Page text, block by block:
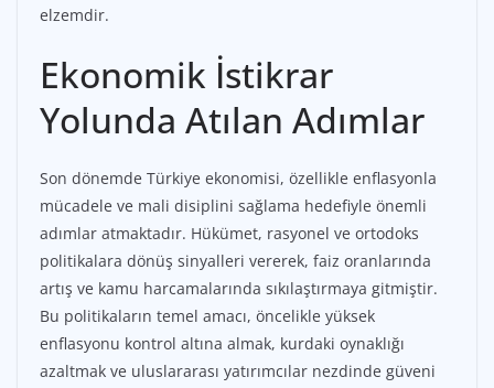
elzemdir.
Ekonomik İstikrar
Yolunda Atılan Adımlar
Son dönemde Türkiye ekonomisi, özellikle enflasyonla
mücadele ve mali disiplini sağlama hedefiyle önemli
adımlar atmaktadır. Hükümet, rasyonel ve ortodoks
politikalara dönüş sinyalleri vererek, faiz oranlarında
artış ve kamu harcamalarında sıkılaştırmaya gitmiştir.
Bu politikaların temel amacı, öncelikle yüksek
enflasyonu kontrol altına almak, kurdaki oynaklığı
azaltmak ve uluslararası yatırımcılar nezdinde güveni